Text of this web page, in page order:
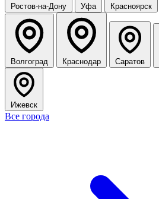
Ростов-на-Дону Уфа Красноярск
Волгоград Краснодар Саратов
Ижевск
Все города